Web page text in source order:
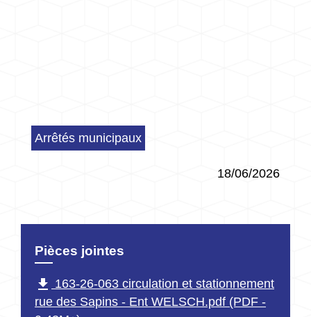
Arrêtés municipaux
18/06/2026
Pièces jointes
file_download 163-26-063 circulation et stationnement
rue des Sapins - Ent WELSCH.pdf (PDF -